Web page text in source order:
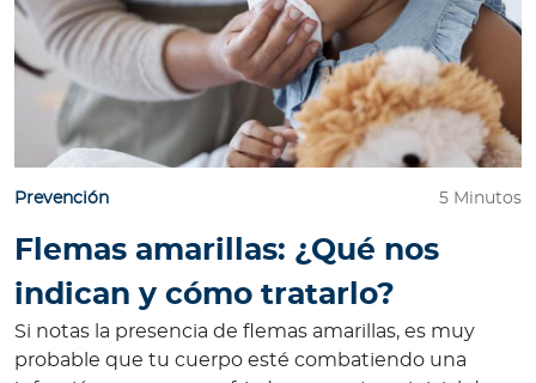
Prevención 5 Minutos
Flemas amarillas: ¿Qué nos
indican y cómo tratarlo?
Si notas la presencia de flemas amarillas, es muy
probable que tu cuerpo esté combatiendo una